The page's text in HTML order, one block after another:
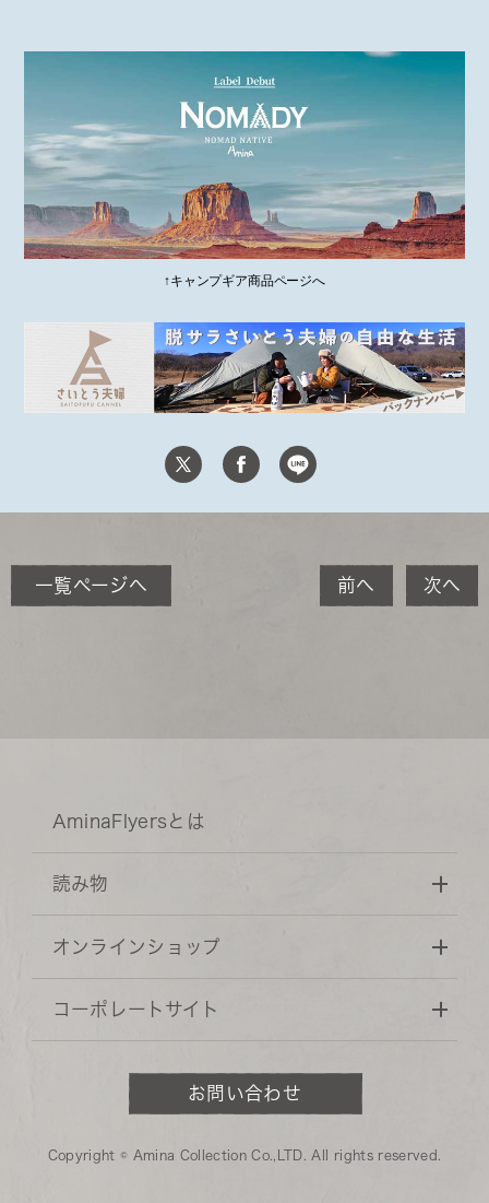
↑キャンプギア商品ページへ
一覧ページへ 前へ 次へ
AminaFlyersとは
読み物
オンラインショップ
コーポレートサイト
お問い合わせ
Copyright © Amina Collection Co.,LTD. All rights reserved.